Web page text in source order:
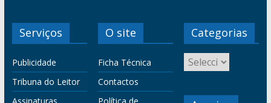
Serviços
Publicidade
Tribuna do Leitor
O site
Ficha Técnica
Contactos
Categorias